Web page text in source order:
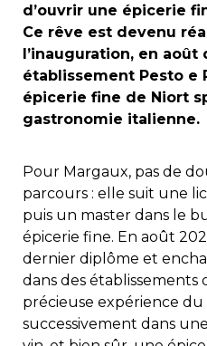
d’ouvrir une épicerie
Ce rêve est devenu
l’inauguration, en août
établissement Pesto e
épicerie fine de Niort
gastronomie italienne.
Pour Margaux, pas de
parcours : elle suit une
puis un master dans le
épicerie fine. En août
dernier diplôme et
dans des
précieuse expérience
successivement dans